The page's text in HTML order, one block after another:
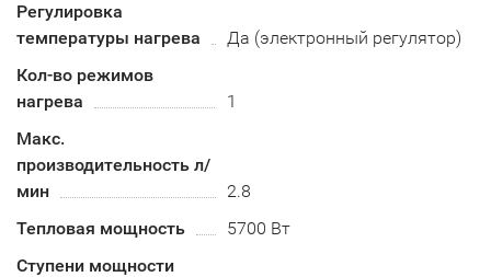
Регулировка
температуры нагрева
Да (электронный регулятор)
Кол-во режимов
нагрева
1
Макс.
производительность л/
мин
2.8
Тепловая мощность
5700 Вт
Ступени мощности